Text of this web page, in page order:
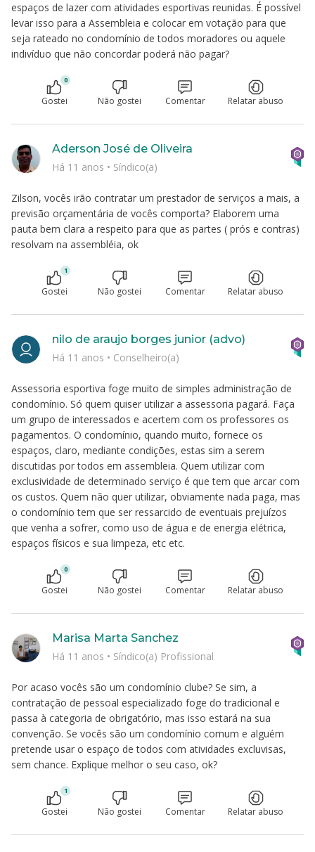
espaços de lazer com atividades esportivas reunidas. É possível
levar isso para a Assembleia e colocar em votação para que
seja rateado no condomínio de todos moradores ou aquele
indivíduo que não concordar poderá não pagar?
0
Gostei Não gostei Comentar Relatar abuso
Zilson, vocês irão contratar um prestador de serviços a mais, a
previsão orçamentária de vocês comporta? Elaborem uma
pauta bem clara a respeito para que as partes ( prós e contras)
resolvam na assembléia, ok
Aderson José de Oliveira
Há 11 anos • Síndico(a)
1
Gostei Não gostei Comentar Relatar abuso
Assessoria esportiva foge muito de simples administração de
condomínio. Só quem quiser utilizar a assessoria pagará. Faça
um grupo de interessados e acertem com os professores os
pagamentos. O condomínio, quando muito, fornece os
espaços, claro, mediante condições, estas sim a serem
discutidas por todos em assembleia. Quem utilizar com
exclusividade de determinado serviço é que tem que arcar com
os custos. Quem não quer utilizar, obviamente nada paga, mas
o condomínio tem que ser ressarcido de eventuais prejuízos
que venha a sofrer, como uso de água e de energia elétrica,
espaços físicos e sua limpeza, etc etc.
nilo de araujo borges junior (advo)
Há 11 anos • Conselheiro(a)
0
Gostei Não gostei Comentar Relatar abuso
Por acaso vocês são um condomínio clube? Se sim, a
contratação de pessoal especializado foge do tradicional e
passa à categoria de obrigatório, mas isso estará na sua
convenção. Se vocês são um condomínio comum e alguém
pretende usar o espaço de todos com atividades excluvisas,
sem chance. Explique melhor o seu caso, ok?
Marisa Marta Sanchez
Há 11 anos • Síndico(a) Profissional
1
Gostei Não gostei Comentar Relatar abuso